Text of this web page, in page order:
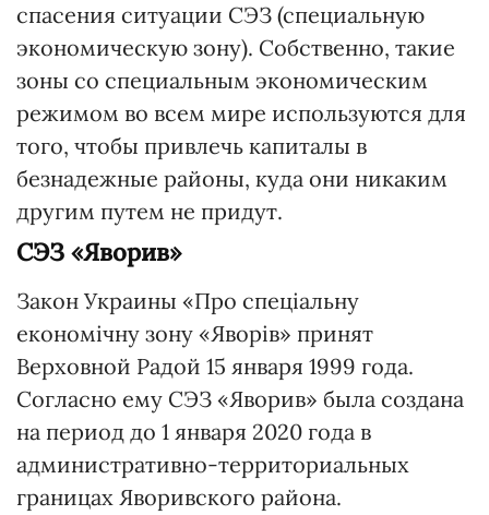
спасения ситуации СЭЗ (специальную
экономическую зону). Собственно, такие
зоны со специальным экономическим
режимом во всем мире используются для
того, чтобы привлечь капиталы в
безнадежные районы, куда они никаким
другим путем не придут.
СЭЗ «Яворив»
Закон Украины «Про спеціальну
економічну зону «Яворів» принят
Верховной Радой 15 января 1999 года.
Согласно ему СЭЗ «Яворив» была создана
на период до 1 января 2020 года в
административно-территориальных
границах Яворивского района.